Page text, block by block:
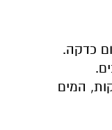
כדקה.
המים